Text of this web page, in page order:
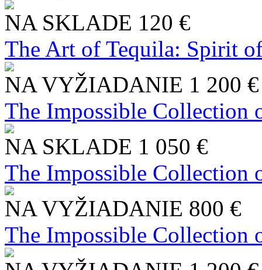
NA SKLADE 120 €
The Art of Tequila: Spirit
NA VYŽIADANIE 1 200 €
The Impossible Collection
NA SKLADE 1 050 €
The Impossible Collection
NA VYŽIADANIE 800 €
The Impossible Collection